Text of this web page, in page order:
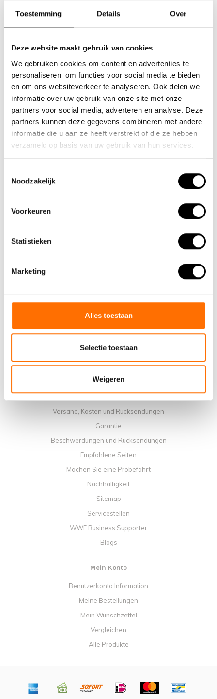
Toestemming Details Over
Deze website maakt gebruik van cookies
We gebruiken cookies om content en advertenties te
personaliseren, om functies voor social media te bieden
en om ons websiteverkeer te analyseren. Ook delen we
informatie over uw gebruik van onze site met onze
partners voor social media, adverteren en analyse. Deze
partners kunnen deze gegevens combineren met andere
informatie die u aan ze heeft verstrekt of die ze hebben
verzameld op basis van uw gebruik van hun services.
Noodzakelijk
Voorkeuren
Statistieken
Marketing
Alles toestaan
Selectie toestaan
Weigeren
Team Lacros
Nieuwe Eerdsebaan 16, 5482 VS Schijndel Nederland
Handelskammernummer: 62140957
Umsatzsteuer-Identifikationsnummer: NL854680950B01
(+31) 73 203 2487
(+31) 73 203 2487
sales@lacros.nl
Warum ein elektrisches Faltrad von Lacros wählen
Verkaufsstellen
Lehrvideos
Allgemeine Geschäftbedingungen
Datenschutzrichtlinie
Versand, Kosten und Rücksendungen
Garantie
Beschwerdungen und Rücksendungen
Empfohlene Seiten
Machen Sie eine Probefahrt
Nachhaltigkeit
Sitemap
Servicestellen
WWF Business Supporter
Blogs
Mein Konto
Benutzerkonto Information
Meine Bestellungen
Mein Wunschzettel
Vergleichen
Alle Produkte